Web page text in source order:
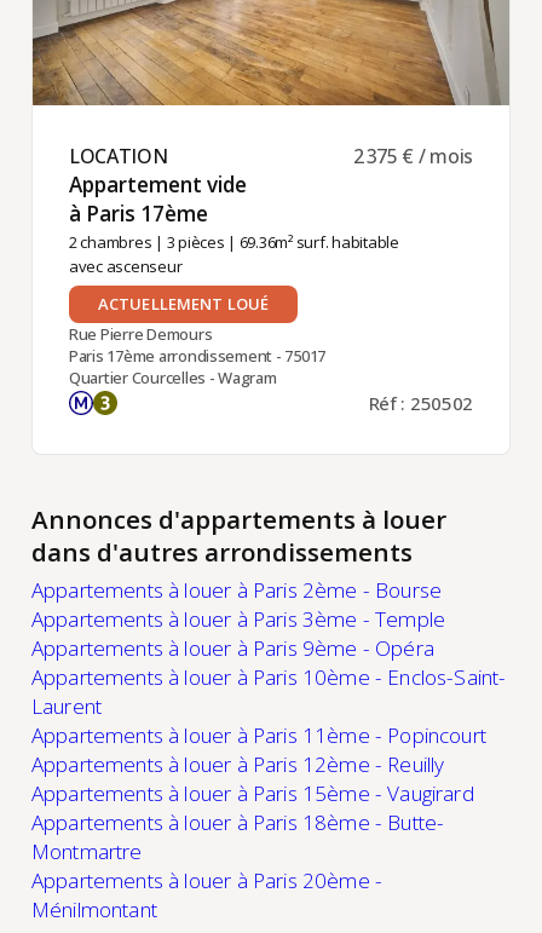
LOCATION ​
Appartement vide
à Paris 17ème ​
2 chambres | 3 pièces | 69.36m² surf. habitable
avec ascenseur
2 375 € / mois
ACTUELLEMENT LOUÉ
Rue Pierre Demours
Paris 17ème arrondissement - 75017
Quartier Courcelles - Wagram
Réf : 250502
Annonces d'appartements à louer
dans d'autres arrondissements
Appartements à louer à Paris 2ème - Bourse
Appartements à louer à Paris 3ème - Temple
Appartements à louer à Paris 9ème - Opéra
Appartements à louer à Paris 10ème - Enclos-Saint-
Laurent
Appartements à louer à Paris 11ème - Popincourt
Appartements à louer à Paris 12ème - Reuilly
Appartements à louer à Paris 15ème - Vaugirard
Appartements à louer à Paris 18ème - Butte-
Montmartre
Appartements à louer à Paris 20ème -
Ménilmontant